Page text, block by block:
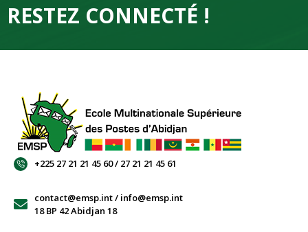
RESTEZ CONNECTÉ !
+225 27 21 21 45 60 / 27 21 21 45 61
contact@emsp.int / info@emsp.int
18 BP 42 Abidjan 18